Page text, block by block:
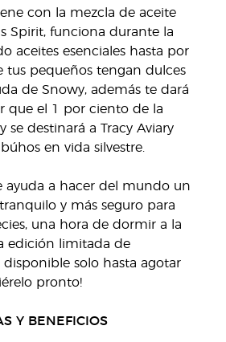
con la mezcla de aceite
Spirit, funciona durante la
aceites esenciales hasta por
tus pequeños tengan dulces
de Snowy, además te dará
que el 1 por ciento de la
se destinará a Tracy Aviary
en vida silvestre.
ayuda a hacer del mundo un
y más seguro para
una hora de dormir a la
edición limitada de
solo hasta agotar
pronto!
Y BENEFICIOS